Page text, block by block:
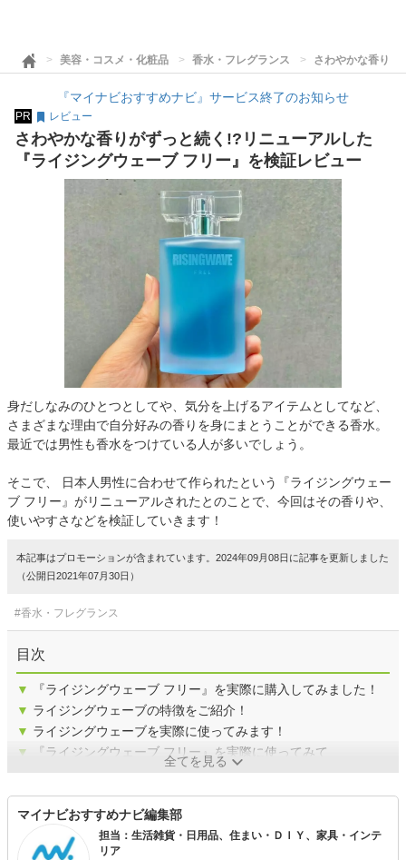
美容・コスメ・化粧品 香水・フレグランス さわやかな香りが
『マイナビおすすめナビ』サービス終了のお知らせ
PR レビュー
さわやかな香りがずっと続く!?リニューアルした
『ライジングウェーブ フリー』を検証レビュー
身だしなみのひとつとしてや、気分を上げるアイテムとしてなど、
さまざまな理由で自分好みの香りを身にまとうことができる香水。
最近では男性も香水をつけている人が多いでしょう。
そこで、 日本人男性に合わせて作られたという『ライジングウェー
ブ フリー』がリニューアルされたとのことで、今回はその香りや、
使いやすさなどを検証していきます！
本記事はプロモーションが含まれています。2024年09月08日に記事を更新しました
（公開日2021年07月30日）
#香水・フレグランス
目次
▼
『ライジングウェーブ フリー』を実際に購入してみました！
▼ ライジングウェーブの特徴をご紹介！
▼ ライジングウェーブを実際に使ってみます！
▼
『ライジングウェーブ フリー』を実際に使ってみて
全てを見る
マイナビおすすめナビ編集部
担当：生活雑貨・日用品、住まい・ＤＩＹ、家具・インテ
リア